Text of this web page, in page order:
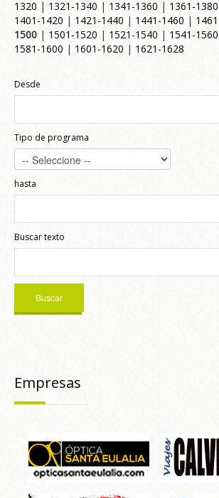
1320 | 1321-1340 | 1341-1360 | 1361-1380
1401-1420 | 1421-1440 | 1441-1460 |
1500 | 1501-1520 | 1521-1540 | 1541-1560
1581-1600 | 1601-1620 | 1621-1628
Desde
Tipo de programa
hasta
Buscar texto
Empresas